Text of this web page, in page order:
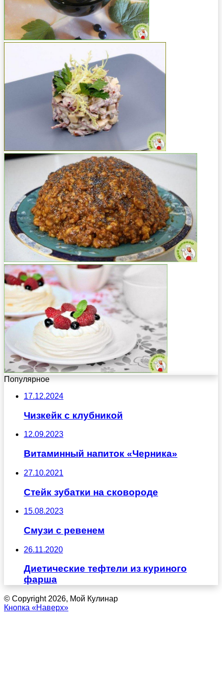
Популярное
17.12.2024
Чизкейк с клубникой
12.09.2023
Витаминный напиток «Черника»
27.10.2021
Стейк зубатки на сковороде
15.08.2023
Смузи с ревенем
26.11.2020
Диетические тефтели из куриного
фарша
© Copyright 2026, Мой Кулинар
Кнопка «Наверх»